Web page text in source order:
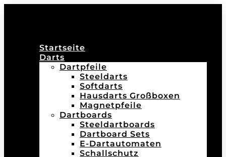
Startseite
Darts
Dartpfeile
Steeldarts
Softdarts
Hausdarts Großboxen
Magnetpfeile
Dartboards
Steeldartboards
Dartboard Sets
E-Dartautomaten
Schallschutz